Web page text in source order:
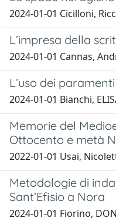
2024-01-01 Cicilloni,
L’impresa della
2024-01-01 Cannas,
L’uso dei
2024-01-01 Bianchi,
Memorie del
Ottocento e metà
2022-01-01 Usai,
Metodologie di
Sant’Efisio a Nora
2024-01-01 Fiorino,